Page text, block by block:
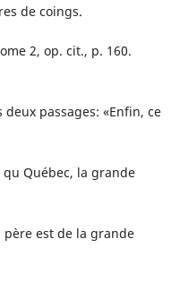
de coings.
2, op. cit., p. 160.
passages: «Enfin, ce
Québec, la grande
est de la grande